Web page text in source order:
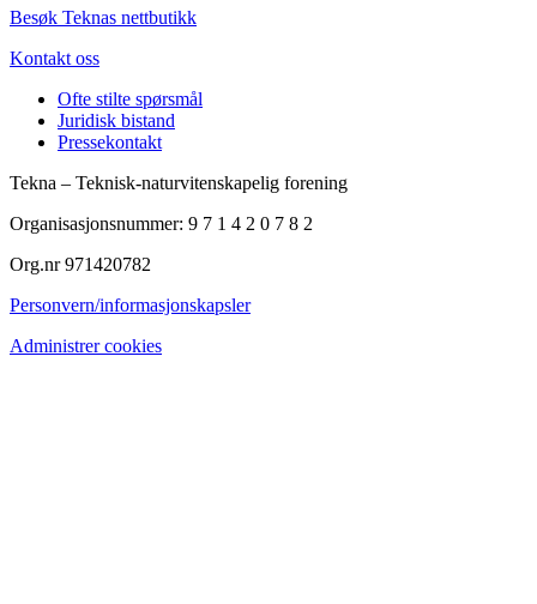
Besøk Teknas nettbutikk
Kontakt oss
Ofte stilte spørsmål
Juridisk bistand
Pressekontakt
Tekna – Teknisk-naturvitenskapelig forening
Organisasjonsnummer: 9 7 1 4 2 0 7 8 2
Org.nr 971420782
Personvern/informasjonskapsler
Administrer cookies